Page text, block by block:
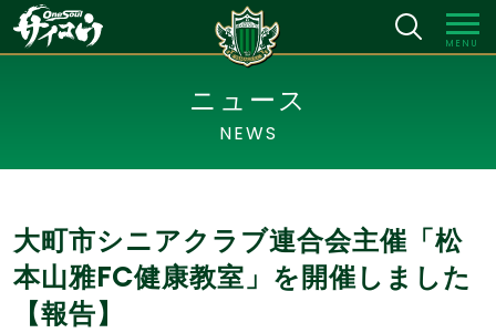
MENU
ニュース
NEWS
大町市シニアクラブ連合会主催「松
本山雅FC健康教室」を開催しました
【報告】